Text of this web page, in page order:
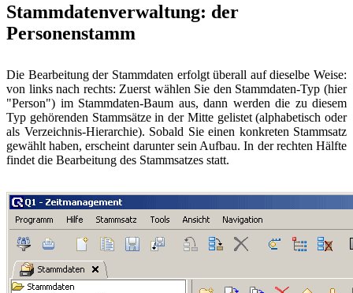
Stammdatenverwaltung: der
Personenstamm
Die Bearbeitung der Stammdaten erfolgt überall auf dieselbe Weise:
von links nach rechts: Zuerst wählen Sie den Stammdaten-Typ (hier
"Person") im Stammdaten-Baum aus, dann werden die zu diesem
Typ gehörenden Stammsätze in der Mitte gelistet (alphabetisch oder
als Verzeichnis-Hierarchie). Sobald Sie einen konkreten Stammsatz
gewählt haben, erscheint darunter sein Aufbau. In der rechten Hälfte
findet die Bearbeitung des Stammsatzes statt.